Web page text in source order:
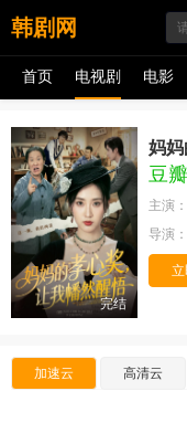
韩剧网
首页 电视剧 电影
完结
妈
豆
主演：
导演：
加速云 高清云